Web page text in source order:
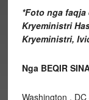
*Foto nga
Kryeministri
Kryeministri,
Nga BEQIR
Washington ,